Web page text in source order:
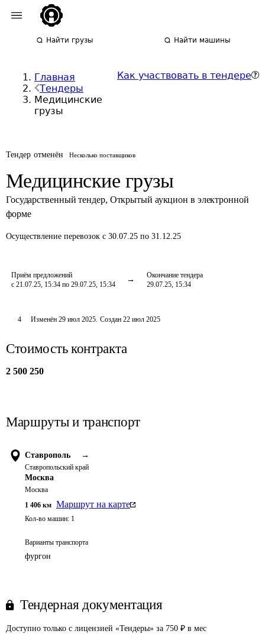
Найти грузы Найти машины
Главная
Тендеры
Медицинские
грузы
Как участвовать в тендере
Тендер отменён Несколько поставщиков
Медицинские грузы
Государственный тендер, Открытый аукцион в электронной
форме
Осуществление перевозок с 30.07.25 по 31.12.25
Приём предложений
с 21.07.25, 15:34 по 29.07.25, 15:34
Окончание тендера
29.07.25, 15:34
4 Изменён 29 июл 2025. Создан 22 июл 2025
Стоимость контракта
2 500 250
Маршруты и транспорт
Ставрополь →
Ставропольский край
Москва
Москва
1 406 км Маршрут на карте
Кол-во машин: 1
Варианты транспорта
фургон
Тендерная документация
Доступно только с лицензией «Тендеры» за 750 ₽ в мес